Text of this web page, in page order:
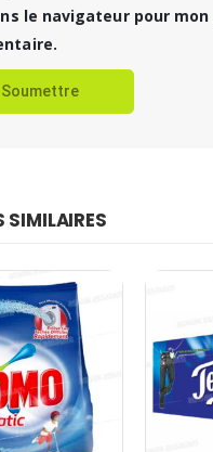
le navigateur pour mon
SIMILAIRES